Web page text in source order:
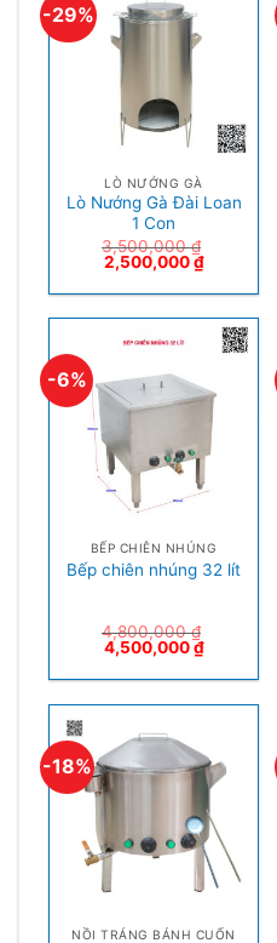
-29%
LÒ NƯỚNG GÀ
Lò Nướng Gà Đài Loan
1 Con
3,500,000₫
2,500,000₫
-6%
BẾP CHIÊN NHÚNG
Bếp chiên nhúng 32 lít
4,800,000₫
4,500,000₫
-18%
NỒI TRÁNG BÁNH CUỐN